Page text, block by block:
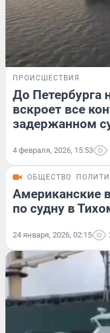
ПРОИСШЕСТВИЯ
До Петербурга
вскроет все
задержанном
4 февраля, 2026, 15:53
ОБЩЕСТВО
Американские
по судну в
24 января, 2026, 02:15